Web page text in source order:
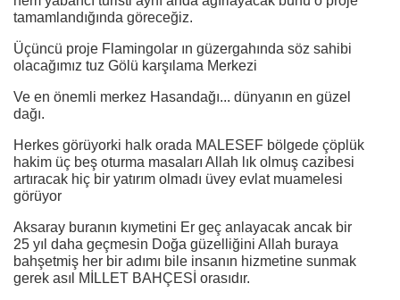
tamamlandığında göreceğiz.
Üçüncü proje Flamingolar ın güzergahında söz sahibi
olacağımız tuz Gölü karşılama Merkezi
Ve en önemli merkez Hasandağı... dünyanın en güzel
dağı.
Herkes görüyorki halk orada MALESEF bölgede çöplük
hakim üç beş oturma masaları Allah lık olmuş cazibesi
artıracak hiç bir yatırım olmadı üvey evlat muamelesi
görüyor
Aksaray buranın kıymetini Er geç anlayacak ancak bir
25 yıl daha geçmesin Doğa güzelliğini Allah buraya
bahşetmiş her bir adımı bile insanın hizmetine sunmak
gerek asıl MİLLET BAHÇESİ orasıdır.